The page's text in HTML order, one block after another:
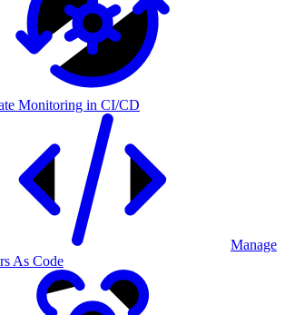
Monitoring in CI/CD
Manage
As Code